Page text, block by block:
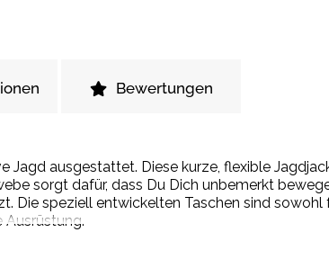
Bewertungen
Jagd ausgestattet. Diese kurze, flexible
sorgt dafür, dass Du Dich unbemerkt
Die speziell entwickelten Taschen sind
Ausrüstung.